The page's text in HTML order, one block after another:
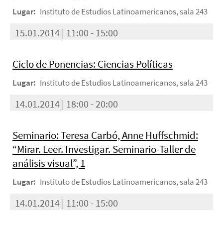
Lugar: Instituto de Estudios Latinoamericanos, sala 243
15.01.2014 | 11:00 - 15:00
Ciclo de Ponencias: Ciencias Políticas
Lugar: Instituto de Estudios Latinoamericanos, sala 243
14.01.2014 | 18:00 - 20:00
Seminario: Teresa Carbó, Anne Huffschmid:
“Mirar. Leer. Investigar. Seminario-Taller de
análisis visual”, 1
Lugar: Instituto de Estudios Latinoamericanos, sala 243
14.01.2014 | 11:00 - 15:00